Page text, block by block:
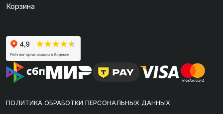
Корзина
ПОЛИТИКА ОБРАБОТКИ ПЕРСОНАЛЬНЫХ ДАННЫХ